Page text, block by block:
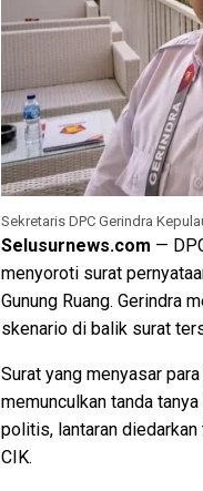
Sekretaris DPC Gerindra
Selusurnews.com —
menyoroti surat
Gunung Ruang. Gerindra
skenario di balik surat
Surat yang menyasar
memunculkan tanda
politis, lantaran
CIK.